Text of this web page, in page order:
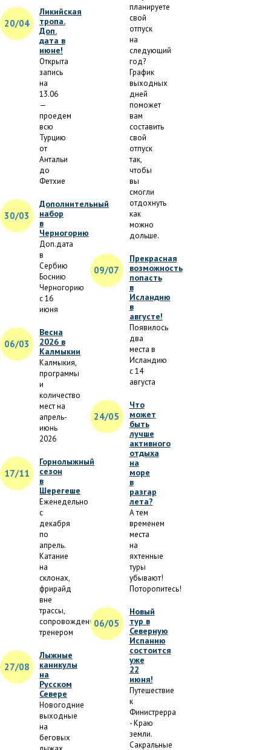
20/04
Ликийская
тропа.
Доп.
дата в
июне!
Открыта
запись
на
13.06
—
проедем
всю
Турцию
от
Антальи
до
Фетхие
30/03
Дополнительный
набор
в
Черногорию
Доп.дата
в
Сербию
Боснию
Черногорию
с 16
июня
06/03
Весна
2026 в
Калмыкии
Калмыкия,
программы
и
количество
мест на
апрель-
июнь
2026
17/11
Горнолыжный
сезон
в
Шерегеше
Еженедельно
с
декабря
по
апрель.
Катание
на
склонах,
фрирайд
вне
трассы,
сопровождение
тренером
27/08
Лыжные
каникулы
на
Русском
Севере
Новогодние
выходные
на
беговых
планируете
свой
отпуск
на
следующий
год?
График
выходных
дней
поможет
вам
составить
свой
отпуск
так,
чтобы
вы
смогли
отдохнуть
как
можно
дольше.
09/07
Прекрасная
возможность
попасть
в
Исландию
в
августе!
Появилось
два
места в
Исландию
с 14
августа
24/05
Что
может
быть
лучше
активного
отдыха
на
море
в
разгар
лета?
А тем
временем
места
на
яхтенные
туры
убывают!
Поторопитесь!
06/05
Новый
тур в
Северную
Испанию
состоится
уже
22
июня!
Путешествие
к
Финистрерра
- Краю
земли.
Сакральные